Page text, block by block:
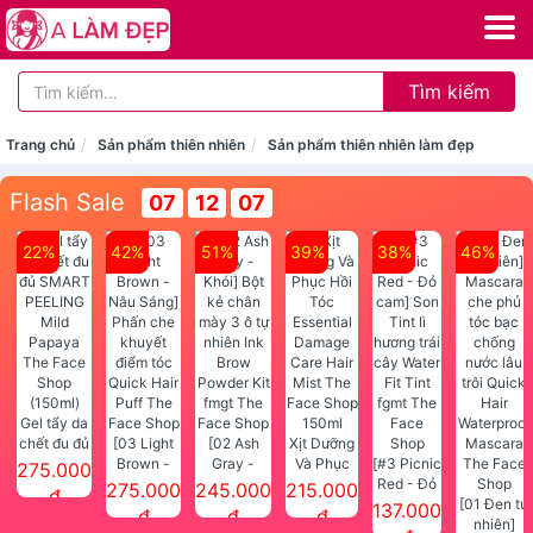
Tìm kiếm
Trang chủ Sản phẩm thiên nhiên Sản phẩm thiên nhiên làm đẹp
Flash Sale 07 12 06
22%
Gel tẩy da
chết đu đủ
SMART
PEELING
275.000
đ
42%
[03 Light
Brown -
Nâu Sáng]
Phấn che
275.000
đ
51%
[02 Ash
Gray -
Khói] Bột
kẻ chân
245.000
đ
39%
Xịt Dưỡng
Và Phục
Hồi Tóc
Essential
215.000
đ
38%
[#3 Picnic
Red - Đỏ
cam] Son
137.000
46%
[01 Đen tự
nhiên]